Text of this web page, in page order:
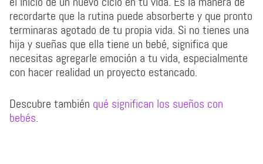
recordarte que la rutina puede absorberte y que pronto
terminaras agotado de tu propia vida. Si no tienes una
hija y sueñas que ella tiene un bebé, significa que
necesitas agregarle emoción a tu vida, especialmente
con hacer realidad un proyecto estancado.
Descubre también qué significan los sueños con
bebés.